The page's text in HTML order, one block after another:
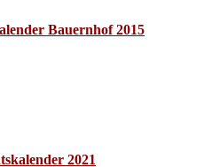
Bauernhof 2015
2021